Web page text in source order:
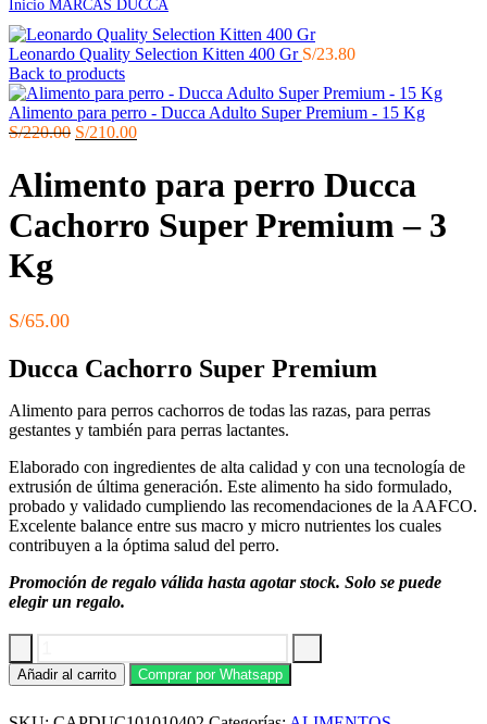
Inicio MARCAS DUCCA
Leonardo Quality Selection Kitten 400 Gr S/23.80
Back to products
Alimento para perro - Ducca Adulto Super Premium - 15 Kg
S/220.00 El
era:
S/210.00El
es:
S/210.00.
Alimento para perro Ducca
Cachorro Super Premium – 3
Kg
S/65.00
Ducca Cachorro Super Premium
Alimento para perros cachorros de todas las razas, para perras
gestantes y también para perras lactantes.
Elaborado con ingredientes de alta calidad y con una tecnología de
extrusión de última generación. Este alimento ha sido formulado,
probado y validado cumpliendo las recomendaciones de la AAFCO.
Excelente balance entre sus macro y micro nutrientes los cuales
contribuyen a la óptima salud del perro.
Promoción de regalo válida hasta agotar stock. Solo se puede
elegir un regalo.
Alimento
para
Añadir al carrito Comprar por Whatsapp